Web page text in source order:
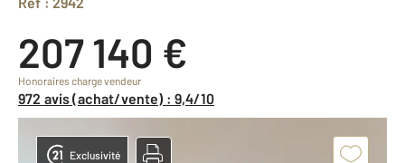
207 140 €
Honoraires charge vendeur
972 avis (achat/vente) : 9,4/10
Exclusivité